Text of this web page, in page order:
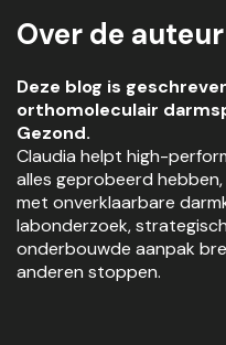
Over de auteur
Deze blog is
orthomoleculair
Gezond.
Claudia helpt high-
alles geprobeerd
met onverklaarbare
labonderzoek,
onderbouwde aanpak
anderen stoppen.